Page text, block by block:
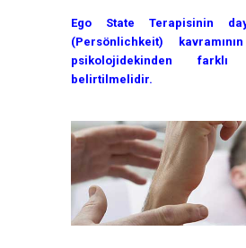
Ego State Terapisinin
(Persönlichkeit)
psikolojidekinden
belirtilmelidir.